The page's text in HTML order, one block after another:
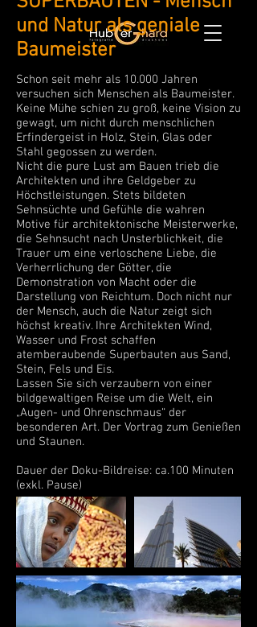
und Natur als geniale
Baumeister
Schon seit mehr als 10.000 Jahren
versuchen sich Menschen als Baumeister.
Keine Mühe schien zu groß, keine Vision zu
gewagt, um nicht durch menschlichen
Erfindergeist in Holz, Stein, Glas oder
Stahl gegossen zu werden.
Nicht die pure Lust am Bauen trieb die
Architekten und ihre Geldgeber zu
Höchstleistungen. Stets bildeten
Sehnsüchte und Gefühle die wahren
Motive für architektonische Meisterwerke,
die Sehnsucht nach Unsterblichkeit, die
Trauer um eine verloschene Liebe, die
Verherrlichung der Götter, die
Demonstration von Macht oder die
Darstellung von Reichtum. Doch nicht nur
der Mensch, auch die Natur zeigt sich
höchst kreativ. Ihre Architekten Wind,
Wasser und Frost schaffen
atemberaubende Superbauten aus Sand,
Stein, Fels und Eis.
Lassen Sie sich verzaubern von einer
bildgewaltigen Reise um die Welt, ein
„Augen- und Ohrenschmaus“ der
besonderen Art. Der Vortrag zum Genießen
und Staunen.
Dauer der Doku-Bildreise: ca.100 Minuten
(exkl. Pause)